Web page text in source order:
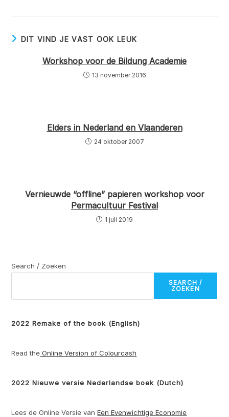
DIT VIND JE VAST OOK LEUK
Workshop voor de Bildung Academie
13 november 2016
Elders in Nederland en Vlaanderen
24 oktober 2007
Vernieuwde “offline” papieren workshop voor
Permacultuur Festival
1 juli 2019
Search / Zoeken
SEARCH /
ZOEKEN
2022 Remake of the book (English)
Read the Online Version of Colourcash
2022 Nieuwe versie Nederlandse boek (Dutch)
Lees de Online Versie vanEen Evenwichtige Economie